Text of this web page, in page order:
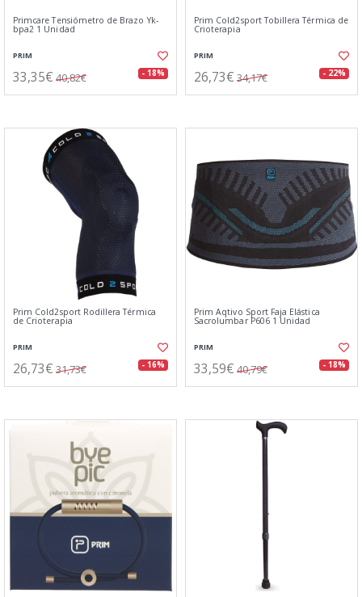
Primcare Tensiómetro de Brazo Yk-
bpa2 1 Unidad
PRIM
33,35€ 40,82€ - 18%
Prim Cold2sport Tobillera Térmica de
Crioterapia
PRIM
26,73€ 34,17€ - 22%
Prim Cold2sport Rodillera Térmica
de Crioterapia
PRIM
26,73€ 31,73€ - 16%
Prim Aqtivo Sport Faja Elástica
Sacrolumbar P606 1 Unidad
PRIM
33,59€ 40,79€ - 18%